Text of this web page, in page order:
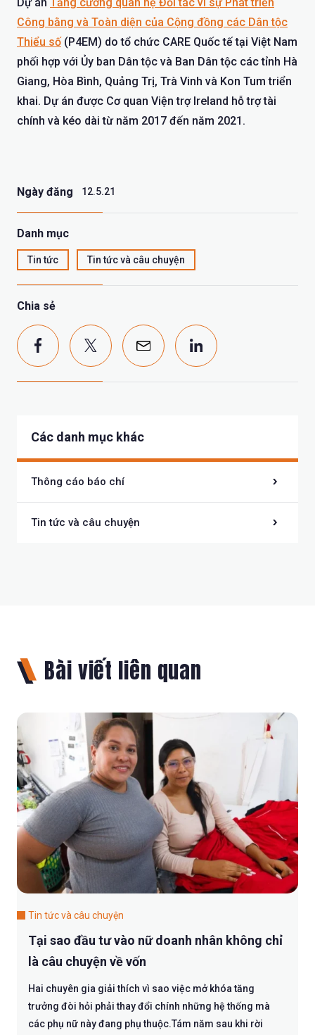
Công bằng và Toàn diện của Cộng đồng các Dân tộc
Thiểu số(P4EM) do tổ chức CARE Quốc tế tại Việt Nam
phối hợp với Ủy ban Dân tộc và Ban Dân tộc các tỉnh Hà
Giang, Hòa Bình, Quảng Trị, Trà Vinh và Kon Tum triển
khai. Dự án được Cơ quan Viện trợ Ireland hỗ trợ tài
chính và kéo dài từ năm 2017 đến năm 2021.
Ngày đăng 12.5.21
Danh mục
Tin tức Tin tức và câu chuyện
Chia sẻ
Các danh mục khác
Thông cáo báo chí
Tin tức và câu chuyện
Bài viết liên quan
Tin tức và câu chuyện
Tại sao đầu tư vào nữ doanh nhân không chỉ
là câu chuyện về vốn
Hai chuyên gia giải thích vì sao việc mở khóa tăng
trưởng đòi hỏi phải thay đổi chính những hệ thống mà
các phụ nữ này đang phụ thuộc.Tám năm sau khi rời